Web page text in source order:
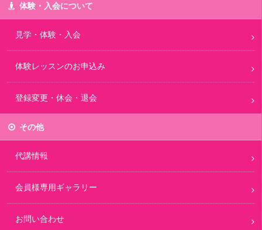
体験・入会について
見学・体験・入会
体験レッスンのお申込み
登録変更・休会・退会
その他
代講情報
会員様専用ギャラリー
お問い合わせ